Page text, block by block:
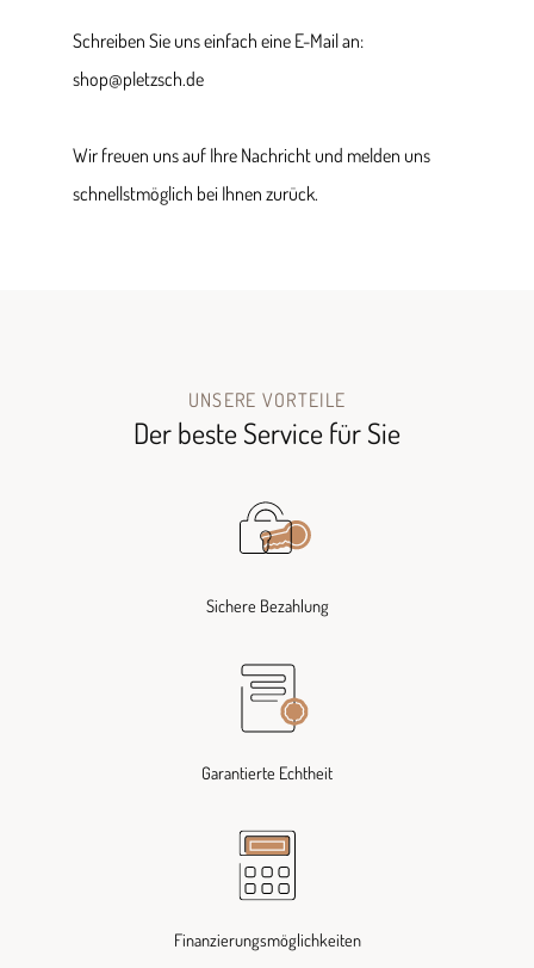
Schreiben Sie uns einfach eine E-Mail an:
shop@pletzsch.de
Wir freuen uns auf Ihre Nachricht und melden uns
schnellstmöglich bei Ihnen zurück.
UNSERE VORTEILE
Der beste Service für Sie
Sichere Bezahlung
Garantierte Echtheit
Finanzierungsmöglichkeiten